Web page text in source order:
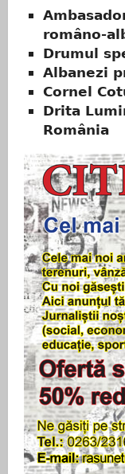
româno-
Drumul
Albanezi
Cornel
Drita
România